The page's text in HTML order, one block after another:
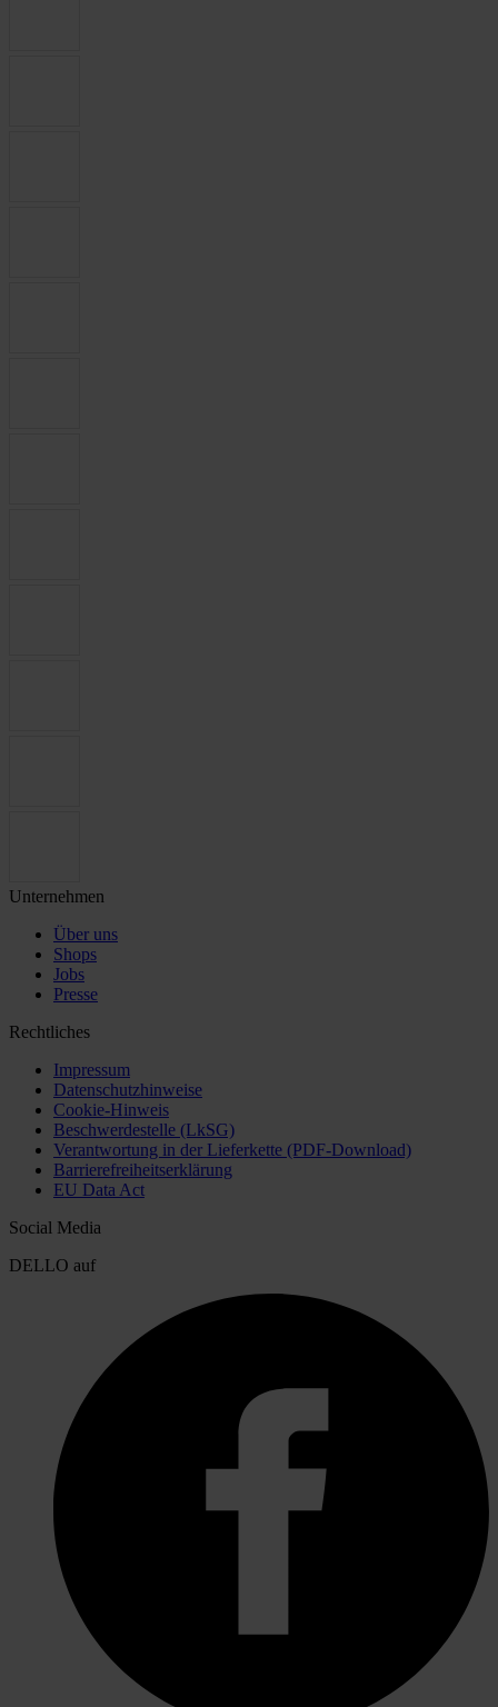
Unternehmen
Über uns
Shops
Jobs
Presse
Rechtliches
Impressum
Datenschutzhinweise
Cookie-Hinweis
Beschwerdestelle (LkSG)
Verantwortung in der Lieferkette (PDF-Download)
Barrierefreiheitserklärung
EU Data Act
Social Media
DELLO auf